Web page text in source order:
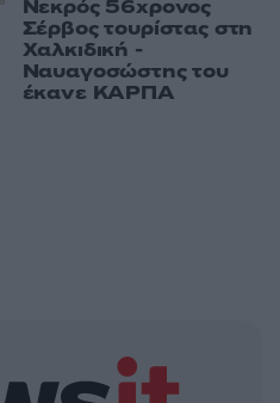
Νεκρός 56χρονος
Σέρβος τουρίστας στη
Χαλκιδική -
Ναυαγοσώστης του
έκανε ΚΑΡΠΑ